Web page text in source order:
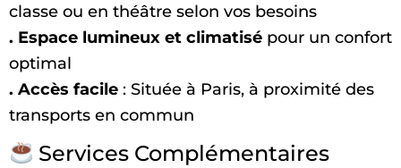
classe ou en théâtre selon vos besoins
. Espace lumineux et climatisé pour un confort
optimal
. Accès facile : Située à Paris, à proximité des
transports en commun
Services Complémentaires